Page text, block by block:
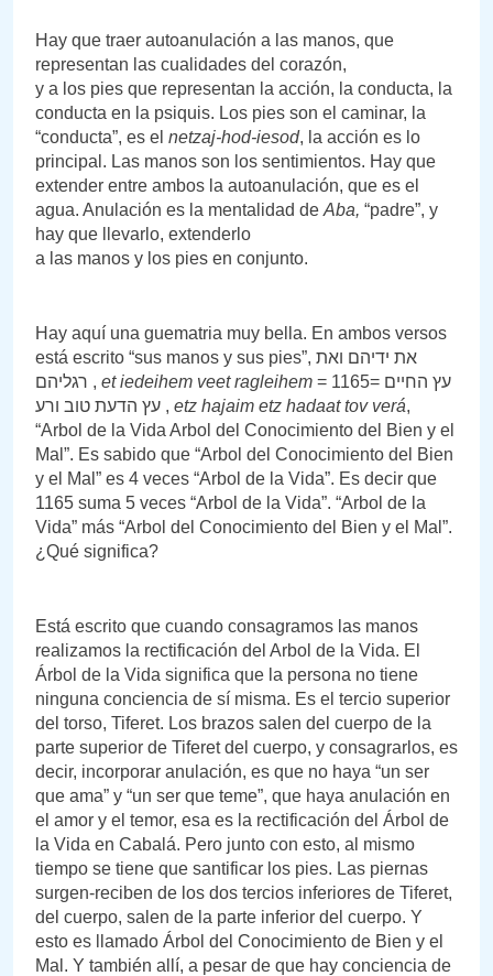
Hay que traer autoanulación a las manos, que
representan las cualidades del corazón,
y a los pies que representan la acción, la conducta, la
conducta en la psiquis. Los pies son el caminar, la
“conducta”, es el netzaj-hod-iesod, la acción es lo
principal. Las manos son los sentimientos. Hay que
extender entre ambos la autoanulación, que es el
agua. Anulación es la mentalidad de Aba, “padre”, y
hay que llevarlo, extenderlo
a las manos y los pies en conjunto.
Hay aquí una guematria muy bella. En ambos versos
está escrito “sus manos y sus pies”, את ידיהם ואת
רגליהם , et iedeihem veet ragleihem = 1165= עץ החיים
עץ הדעת טוב ורע , etz hajaim etz hadaat tov verá,
“Arbol de la Vida Arbol del Conocimiento del Bien y el
Mal”. Es sabido que “Arbol del Conocimiento del Bien
y el Mal” es 4 veces “Arbol de la Vida”. Es decir que
1165 suma 5 veces “Arbol de la Vida”. “Arbol de la
Vida” más “Arbol del Conocimiento del Bien y el Mal”.
¿Qué significa?
Está escrito que cuando consagramos las manos
realizamos la rectificación del Arbol de la Vida. El
Árbol de la Vida significa que la persona no tiene
ninguna conciencia de sí misma. Es el tercio superior
del torso, Tiferet. Los brazos salen del cuerpo de la
parte superior de Tiferet del cuerpo, y consagrarlos, es
decir, incorporar anulación, es que no haya “un ser
que ama” y “un ser que teme”, que haya anulación en
el amor y el temor, esa es la rectificación del Árbol de
la Vida en Cabalá. Pero junto con esto, al mismo
tiempo se tiene que santificar los pies. Las piernas
surgen-reciben de los dos tercios inferiores de Tiferet,
del cuerpo, salen de la parte inferior del cuerpo. Y
esto es llamado Árbol del Conocimiento de Bien y el
Mal. Y también allí, a pesar de que hay conciencia de